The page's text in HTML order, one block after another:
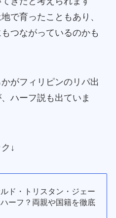
で育ったこともあり、
つながっているのかも
がフィリピンのリパ出
ハーフ説も出ていま
↓
ド・トリスタン・ジェー
ーフ？両親や国籍を徹底